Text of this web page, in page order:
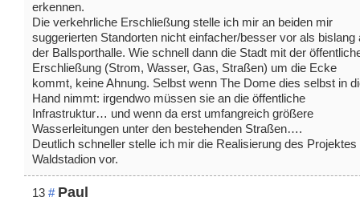
erkennen.
Die verkehrliche Erschließung stelle ich mir an beiden mir
suggerierten Standorten nicht einfacher/besser vor als bislang
der Ballsporthalle. Wie schnell dann die Stadt mit der
Erschließung (Strom, Wasser, Gas, Straßen) um die Ecke
kommt, keine Ahnung. Selbst wenn The Dome dies selbst in
Hand nimmt: irgendwo müssen sie an die öffentliche
Infrastruktur… und wenn da erst umfangreich größere
Wasserleitungen unter den bestehenden Straßen….
Deutlich schneller stelle ich mir die Realisierung des Projektes
Waldstadion vor.
13 # Paul